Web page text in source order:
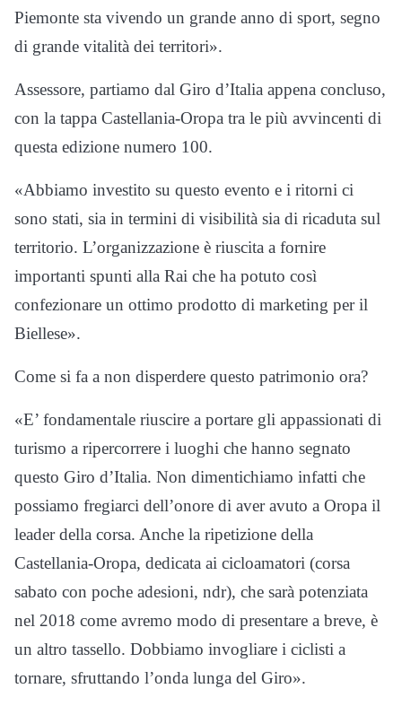
Piemonte sta vivendo un grande anno di sport, segno
di grande vitalità dei territori».
Assessore, partiamo dal Giro d’Italia appena concluso,
con la tappa Castellania-Oropa tra le più avvincenti di
questa edizione numero 100.
«Abbiamo investito su questo evento e i ritorni ci
sono stati, sia in termini di visibilità sia di ricaduta sul
territorio. L’organizzazione è riuscita a fornire
importanti spunti alla Rai che ha potuto così
confezionare un ottimo prodotto di marketing per il
Biellese».
Come si fa a non disperdere questo patrimonio ora?
«E’ fondamentale riuscire a portare gli appassionati di
turismo a ripercorrere i luoghi che hanno segnato
questo Giro d’Italia. Non dimentichiamo infatti che
possiamo fregiarci dell’onore di aver avuto a Oropa il
leader della corsa. Anche la ripetizione della
Castellania-Oropa, dedicata ai cicloamatori (corsa
sabato con poche adesioni, ndr), che sarà potenziata
nel 2018 come avremo modo di presentare a breve, è
un altro tassello. Dobbiamo invogliare i ciclisti a
tornare, sfruttando l’onda lunga del Giro».